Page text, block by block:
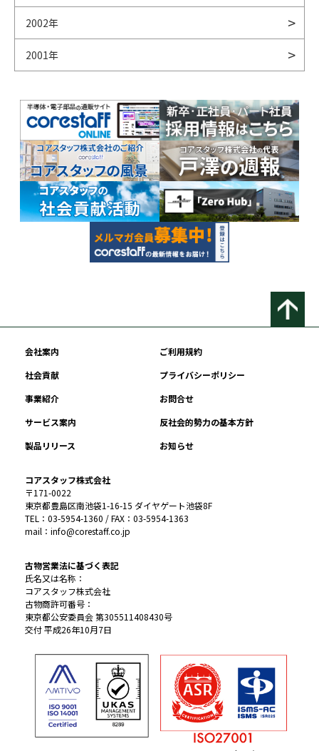
2002年
2001年
会社案内
ご利用規約
社会貢献
プライバシーポリシー
事業紹介
お問合せ
サービス案内
反社会的勢力の基本方針
製品リリース
お知らせ
コアスタッフ株式会社
〒171-0022
東京都豊島区南池袋1-16-15 ダイヤゲート池袋8F
TEL：03-5954-1360 / FAX：03-5954-1363
mail：info@corestaff.co.jp
古物営業法に基づく表記
氏名又は名称：
コアスタッフ株式会社
古物商許可番号：
東京都公安委員会 第305511408430号
交付 平成26年10月7日